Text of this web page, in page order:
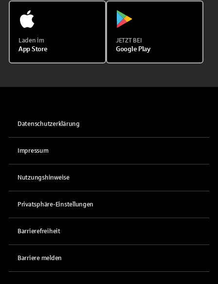
Laden im
App Store
JETZT BEI
Google Play
Datenschutzerklärung
Impressum
Nutzungshinweise
Privatsphäre-Einstellungen
Barrierefreiheit
Barriere melden